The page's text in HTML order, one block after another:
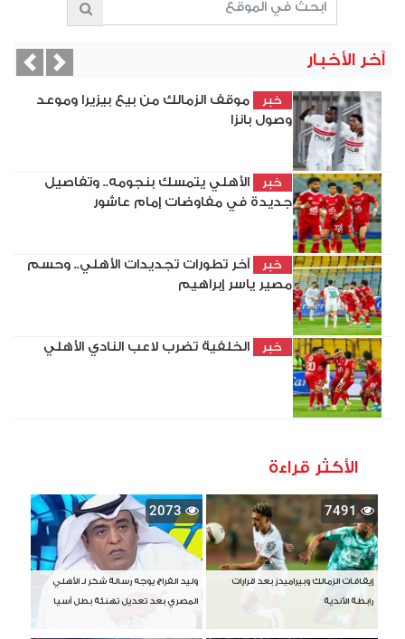
آخر الأخبار
خبر
موقف الزمالك من بيع بيزيرا وموعد
وصول بانزا
خبر
الأهلي يتمسك بنجومه.. وتفاصيل
جديدة في مفاوضات إمام عاشور
خبر
آخر تطورات تجديدات الأهلي.. وحسم
مصير ياسر إبراهيم
خبر الخلفية تضرب لاعب النادي الأهلي
Next
الأكثر قراءة
7491
إيقافات الزمالك وبيراميدز بعد قرارات
رابطة الأندية
2073
وليد الفراج يوجه رسالة شكر لـ الأهلي
المصري بعد تعديل تهنئة بطل آسيا